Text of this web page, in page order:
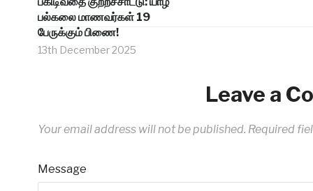
பல்கலை மாணவர்கள் 19
பேருக்கும் பிணை!
13th December 2025
Leave a
Your email address will not be published. Required
Message